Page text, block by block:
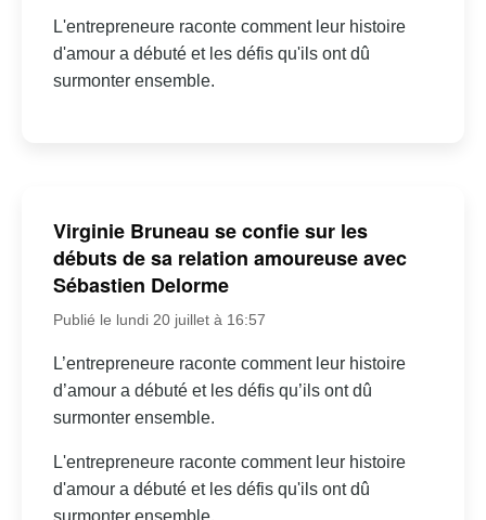
L'entrepreneure raconte comment leur histoire
d'amour a débuté et les défis qu'ils ont dû
surmonter ensemble.
Virginie Bruneau se confie sur les
débuts de sa relation amoureuse avec
Sébastien Delorme
Publié le lundi 20 juillet à 16:57
L’entrepreneure raconte comment leur histoire
d’amour a débuté et les défis qu’ils ont dû
surmonter ensemble.
L'entrepreneure raconte comment leur histoire
d'amour a débuté et les défis qu'ils ont dû
surmonter ensemble.